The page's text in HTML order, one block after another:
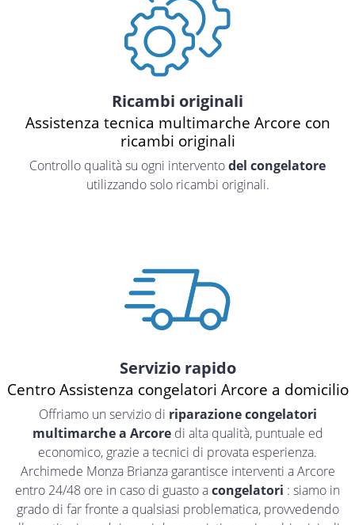
Ricambi originali
Assistenza tecnica multimarche Arcore con
ricambi originali
Controllo qualità su ogni interventodel congelatore
utilizzando solo ricambi originali.
Servizio rapido
Centro Assistenza congelatori Arcore a domicilio
Offriamo un servizio di riparazione congelatori
multimarche a Arcoredi alta qualità, puntuale ed
economico, grazie a tecnici di provata esperienza.
Archimede Monza Brianza garantisce interventi a Arcore
entro 24/48 ore in caso di guasto acongelatori : siamo in
grado di far fronte a qualsiasi problematica, provvedendo